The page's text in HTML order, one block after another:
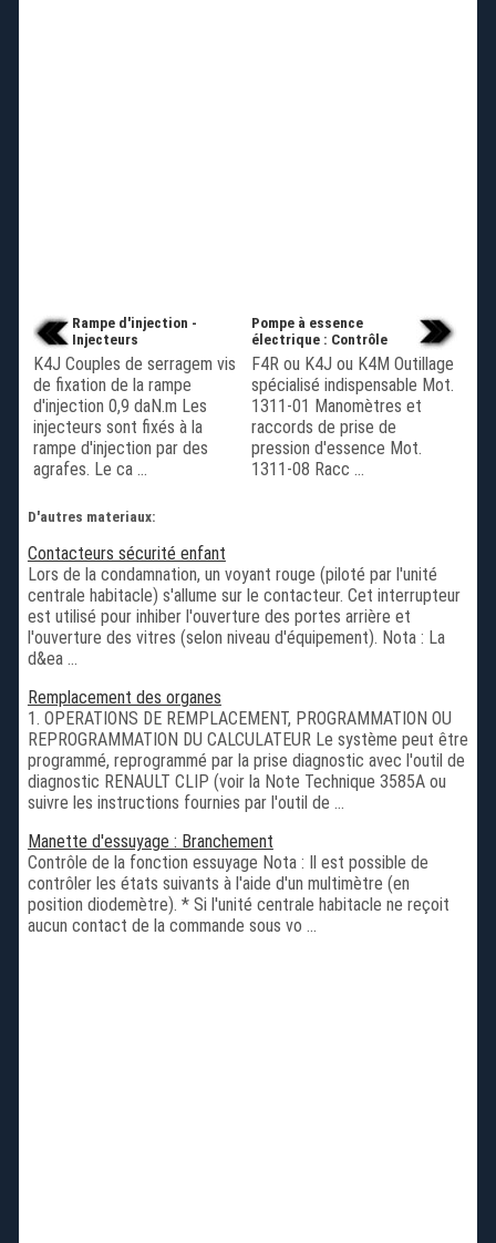
Rampe d'injection -
Injecteurs
K4J Couples de serragem vis
de fixation de la rampe
d'injection 0,9 daN.m Les
injecteurs sont fixés à la
rampe d'injection par des
agrafes. Le ca ...
Pompe à essence
électrique : Contrôle
F4R ou K4J ou K4M Outillage
spécialisé indispensable Mot.
1311-01 Manomètres et
raccords de prise de
pression d'essence Mot.
1311-08 Racc ...
D'autres materiaux:
Contacteurs sécurité enfant
Lors de la condamnation, un voyant rouge (piloté par l'unité
centrale habitacle) s'allume sur le contacteur. Cet interrupteur
est utilisé pour inhiber l'ouverture des portes arrière et
l'ouverture des vitres (selon niveau d'équipement). Nota : La
d&ea ...
Remplacement des organes
1. OPERATIONS DE REMPLACEMENT, PROGRAMMATION OU
REPROGRAMMATION DU CALCULATEUR Le système peut être
programmé, reprogrammé par la prise diagnostic avec l'outil de
diagnostic RENAULT CLIP (voir la Note Technique 3585A ou
suivre les instructions fournies par l'outil de ...
Manette d'essuyage : Branchement
Contrôle de la fonction essuyage Nota : Il est possible de
contrôler les états suivants à l'aide d'un multimètre (en
position diodemètre). * Si l'unité centrale habitacle ne reçoit
aucun contact de la commande sous vo ...